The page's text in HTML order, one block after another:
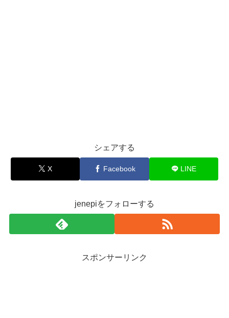
シェアする
X Facebook LINE
jenepiをフォローする
スポンサーリンク